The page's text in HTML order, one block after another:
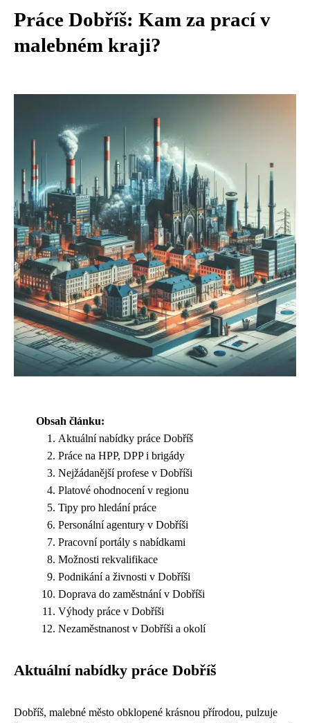
Práce Dobříš: Kam za prací v
malebném kraji?
Obsah článku:
Aktuální nabídky práce Dobříš
Práce na HPP, DPP i brigády
Nejžádanější profese v Dobříši
Platové ohodnocení v regionu
Tipy pro hledání práce
Personální agentury v Dobříši
Pracovní portály s nabídkami
Možnosti rekvalifikace
Podnikání a živnosti v Dobříši
Doprava do zaměstnání v Dobříši
Výhody práce v Dobříši
Nezaměstnanost v Dobříši a okolí
Aktuální nabídky práce Dobříš
Dobříš, malebné město obklopené krásnou přírodou, pulzuje